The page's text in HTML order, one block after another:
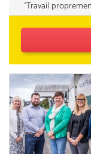
Travail